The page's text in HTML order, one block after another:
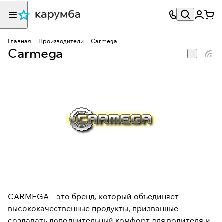
Главная Производители Carmega
Carmega
CARMEGA – это бренд, который объединяет
высококачественные продукты, призванные
создавать дополнительный комфорт для водителя и